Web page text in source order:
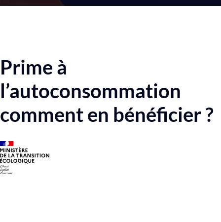
Prime à
l’autoconsommation
comment en bénéficier ?